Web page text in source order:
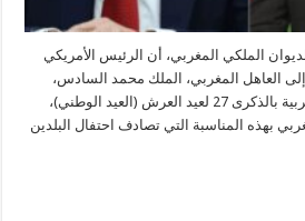
الملكي المغربي، أن الرئيس الأمريكي
العاهل المغربي، الملك محمد السادس،
بمناسبة احتفال المملكة المغربية بالذكرى 27 لعيد العرش (العيد الوطني)،
بهذه المناسبة التي تصادف احتفال البلدين